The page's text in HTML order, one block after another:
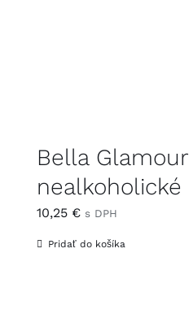
Bella Glamour
nealkoholické
10,25 € s DPH
Pridať do košíka